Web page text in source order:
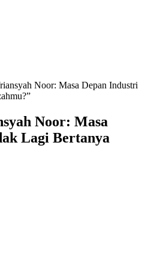
Noor: Masa Depan Industri
Noor: Masa
Lagi Bertanya